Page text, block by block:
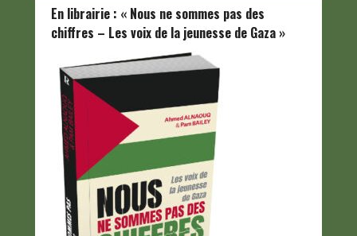
En librairie : « Nous ne sommes pas des
chiffres – Les voix de la jeunesse de Gaza »